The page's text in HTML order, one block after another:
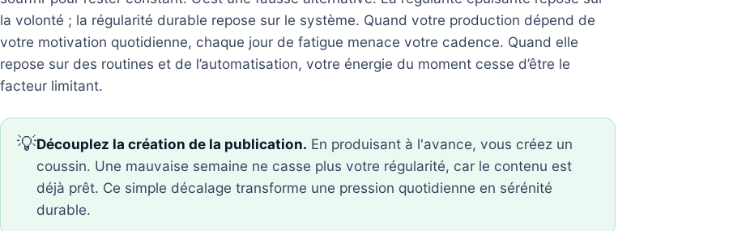
la volonté ; la régularité durable repose sur le système. Quand votre production dépend de
votre motivation quotidienne, chaque jour de fatigue menace votre cadence. Quand elle
repose sur des routines et de l’automatisation, votre énergie du moment cesse d’être le
facteur limitant.
💡Découplez la création de la publication. En produisant à l'avance, vous créez un
coussin. Une mauvaise semaine ne casse plus votre régularité, car le contenu est
déjà prêt. Ce simple décalage transforme une pression quotidienne en sérénité
durable.